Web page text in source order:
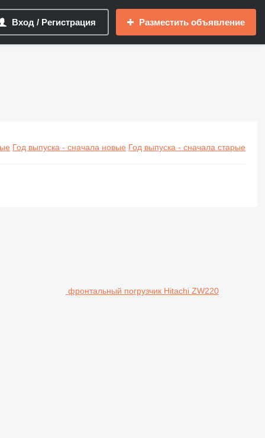
Вход / Регистрация Разместить объявление
Год выпуска - сначала новые Год выпуска - сначала старые
фронтальный погрузчик Hitachi ZW220